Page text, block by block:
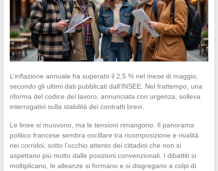
L’inflazione annuale ha superato il 2,5 % nel mese di maggio,
secondo gli ultimi dati pubblicati dall’INSEE. Nel frattempo, una
riforma del codice del lavoro, annunciata con urgenza, solleva
interrogativi sulla stabilità dei contratti brevi.
Le linee si muovono, ma le tensioni rimangono. Il panorama
politico francese sembra oscillare tra ricomposizione e rivalità
nei corridoi, sotto l’occhio attento dei cittadini che non si
aspettano più molto dalle posizioni convenzionali. I dibattiti si
moltiplicano, le alleanze si formano e si disgregano a colpi di